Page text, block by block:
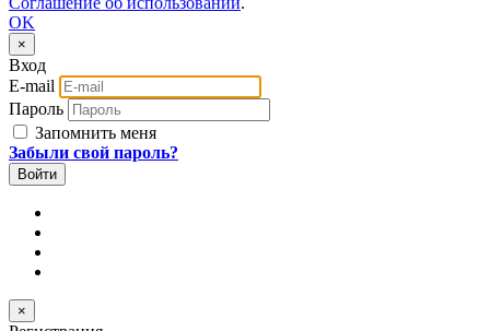
OK
×
Вход
E-mail
Пароль
Запомнить меня
Забыли свой пароль?
×